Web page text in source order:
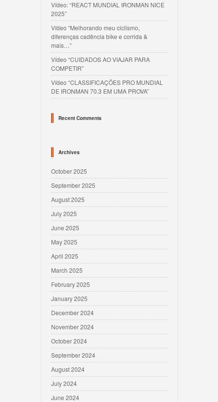
Vídeo: “REACT MUNDIAL IRONMAN NICE
2025”
Vídeo “Melhorando meu ciclismo,
diferenças cadência bike e corrida &
mais…”
Vídeo “CUIDADOS AO VIAJAR PARA
COMPETIR”
Vídeo “CLASSIFICAÇÕES PRO MUNDIAL
DE IRONMAN 70.3 EM UMA PROVA”
Recent Comments
Archives
October 2025
September 2025
August 2025
July 2025
June 2025
May 2025
April 2025
March 2025
February 2025
January 2025
December 2024
November 2024
October 2024
September 2024
August 2024
July 2024
June 2024